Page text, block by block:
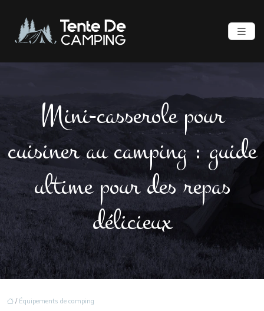
Mini-casserole pour
cuisiner au camping : guide
ultime pour des repas
délicieux
/ Équipements de camping